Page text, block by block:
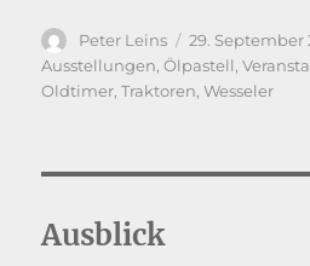
Autor
Peter Leins
Veröffentlicht
am
29. September
Ausstellungen,Ölpastell,
Oldtimer,Traktoren,Wesseler
Ausblick